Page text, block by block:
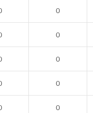
0
0
0
0
0